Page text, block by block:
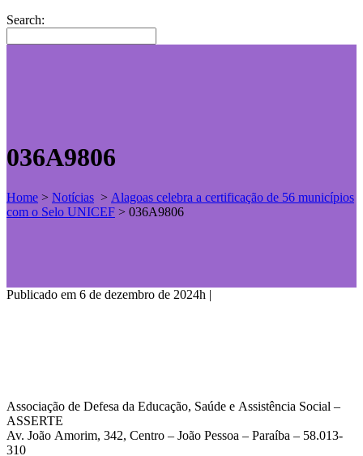
Search:
036A9806
Home > Notícias > Alagoas celebra a certificação de 56 municípios
com o Selo UNICEF > 036A9806
Publicado em 6 de dezembro de 2024h |
Associação de Defesa da Educação, Saúde e Assistência Social –
ASSERTE
Av. João Amorim, 342, Centro – João Pessoa – Paraíba – 58.013-
310